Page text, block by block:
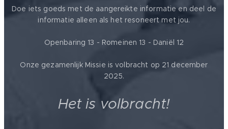
Doe iets goeds met de aangereikte informatie en deel de
informatie alleen als het resoneert met jou.
Openbaring 13 - Romeinen 13 - Daniël 12
Onze gezamenlijk Missie is volbracht op 21 december
2025.
Het is volbracht!